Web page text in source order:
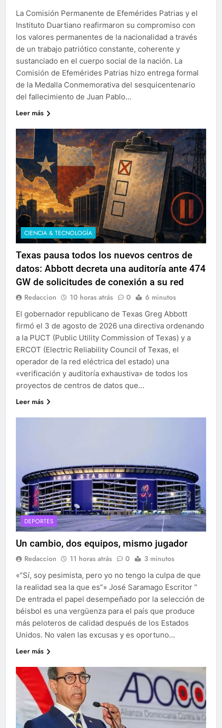
La Comisión Permanente de Efemérides Patrias y el
Instituto Duartiano reafirmaron su compromiso con
los valores permanentes de la nacionalidad a través
de un trabajo patriótico constante, coherente y
sustanciado en el cuerpo social de la nación. La
Comisión de Efemérides Patrias hizo entrega formal
de la Medalla Conmemorativa del sesquicentenario
del fallecimiento de Juan Pablo…
Leer más
CIENCIA & TECNOLOGÍA
Texas pausa todos los nuevos centros de
datos: Abbott decreta una auditoría ante 474
GW de solicitudes de conexión a su red
Redaccion 10 horas atrás 0 6 minutos
El gobernador republicano de Texas Greg Abbott
firmó el 3 de agosto de 2026 una directiva ordenando
a la PUCT (Public Utility Commission of Texas) y a
ERCOT (Electric Reliability Council of Texas, el
operador de la red eléctrica del estado) una
«verificación y auditoría exhaustiva» de todos los
proyectos de centros de datos que…
Leer más
DEPORTES
Un cambio, dos equipos, mismo jugador
Redaccion 11 horas atrás 0 3 minutos
«“Sí, soy pesimista, pero yo no tengo la culpa de que
la realidad sea la que es”» José Saramago Escritor “
De entrada el papel desempeñado por la selección de
béisbol es una vergüenza para el país que produce
más peloteros de calidad después de los Estados
Unidos. No valen las excusas y es oportuno…
Leer más